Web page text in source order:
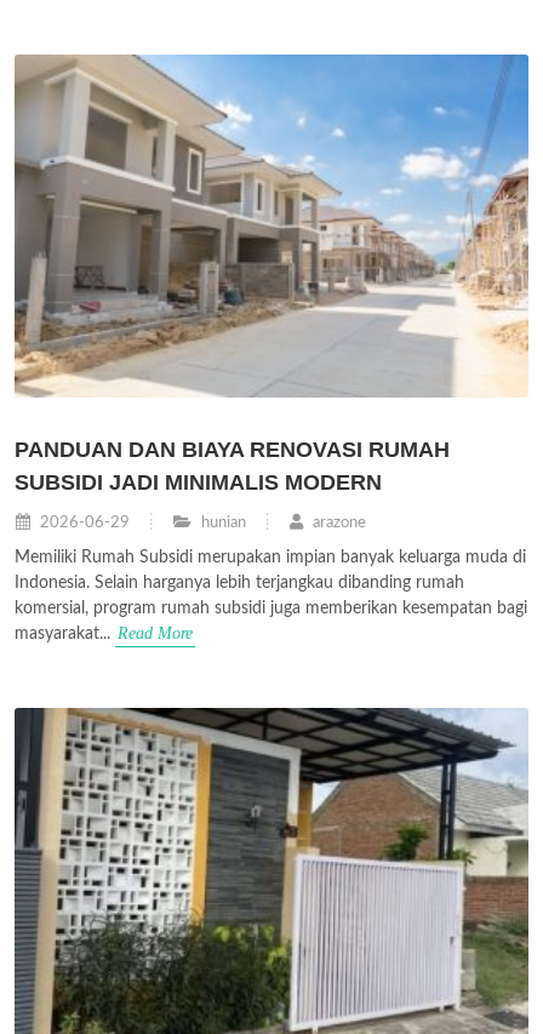
PANDUAN DAN BIAYA RENOVASI RUMAH
SUBSIDI JADI MINIMALIS MODERN
2026-06-29 hunian arazone
Memiliki Rumah Subsidi merupakan impian banyak keluarga muda di
Indonesia. Selain harganya lebih terjangkau dibanding rumah
komersial, program rumah subsidi juga memberikan kesempatan bagi
masyarakat... Read More